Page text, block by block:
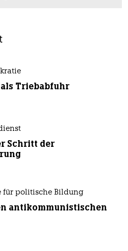
Triebabfuhr
Schritt der
für politische Bildung
antikommunistischen